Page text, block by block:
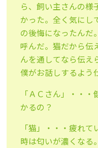
ら、飼い主さんの様
かった。全く気にし
の後悔になったんだ
呼んだ。猫だから伝
んを通してなら伝え
僕がお話しするよう
「ＡＣさん」・・
かるの？
「猫」・・・疲れ
時は匂いが濃くなる。